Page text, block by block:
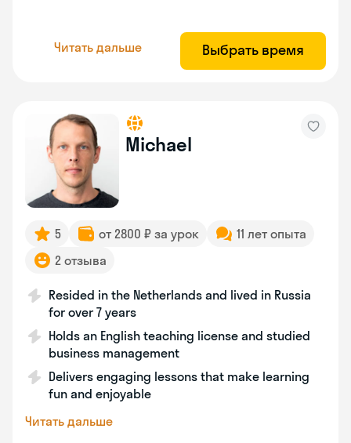
Читать дальше Выбрать время
Michael
5 от 2800 ₽ за урок
11 лет опыта
2 отзыва
Resided in the Netherlands and lived in Russia
for over 7 years
Holds an English teaching license and studied
business management
Delivers engaging lessons that make learning
fun and enjoyable
Читать дальше